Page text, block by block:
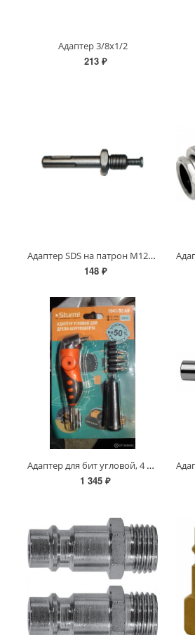
Адаптер 3/8х1/2
213 ₽
Адаптер SDS на патрон М12х1,25
148 ₽
Адаптер для бит угловой, 4 биты 25мм PH2, Sturm
1 345 ₽